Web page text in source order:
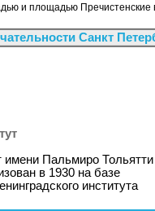
и площадью Пречистенские
Санкт
имени Пальмиро Тольятти
в 1930 на базе
института